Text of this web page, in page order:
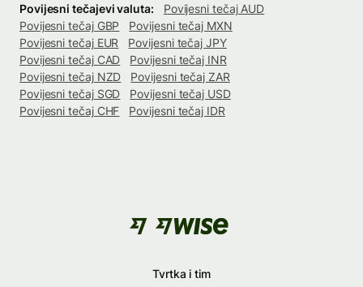
Povijesni tečajevi valuta:
Povijesni tečaj AUD
Povijesni tečaj GBP
Povijesni tečaj MXN
Povijesni tečaj EUR
Povijesni tečaj JPY
Povijesni tečaj CAD
Povijesni tečaj INR
Povijesni tečaj NZD
Povijesni tečaj ZAR
Povijesni tečaj SGD
Povijesni tečaj USD
Povijesni tečaj CHF
Povijesni tečaj IDR
Tvrtka i tim